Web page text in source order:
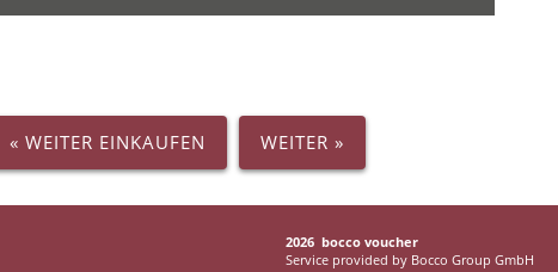
« WEITER EINKAUFEN WEITER »
2026 bocco voucher
Service provided by Bocco Group GmbH